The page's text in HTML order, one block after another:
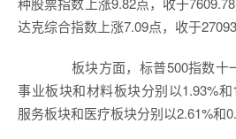
达克综合指数上涨7.09点，收于
板块方面，标普500指数十
事业板块和材料板块分别以1.93%
服务板块和医疗板块分别以2.61%和